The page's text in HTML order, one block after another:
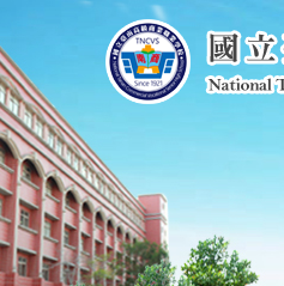
主
要
內
容
區
塊